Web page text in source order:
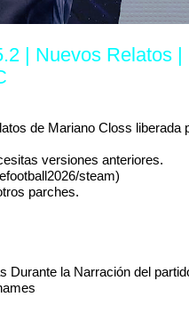
| Nuevos Relatos |
de Mariano Closs liberada
versiones anteriores.
steam)
parches.
Durante la Narración del